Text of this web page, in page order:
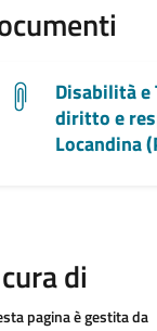
Disabilità e
diritto e
Locandina
di
pagina è gestita da